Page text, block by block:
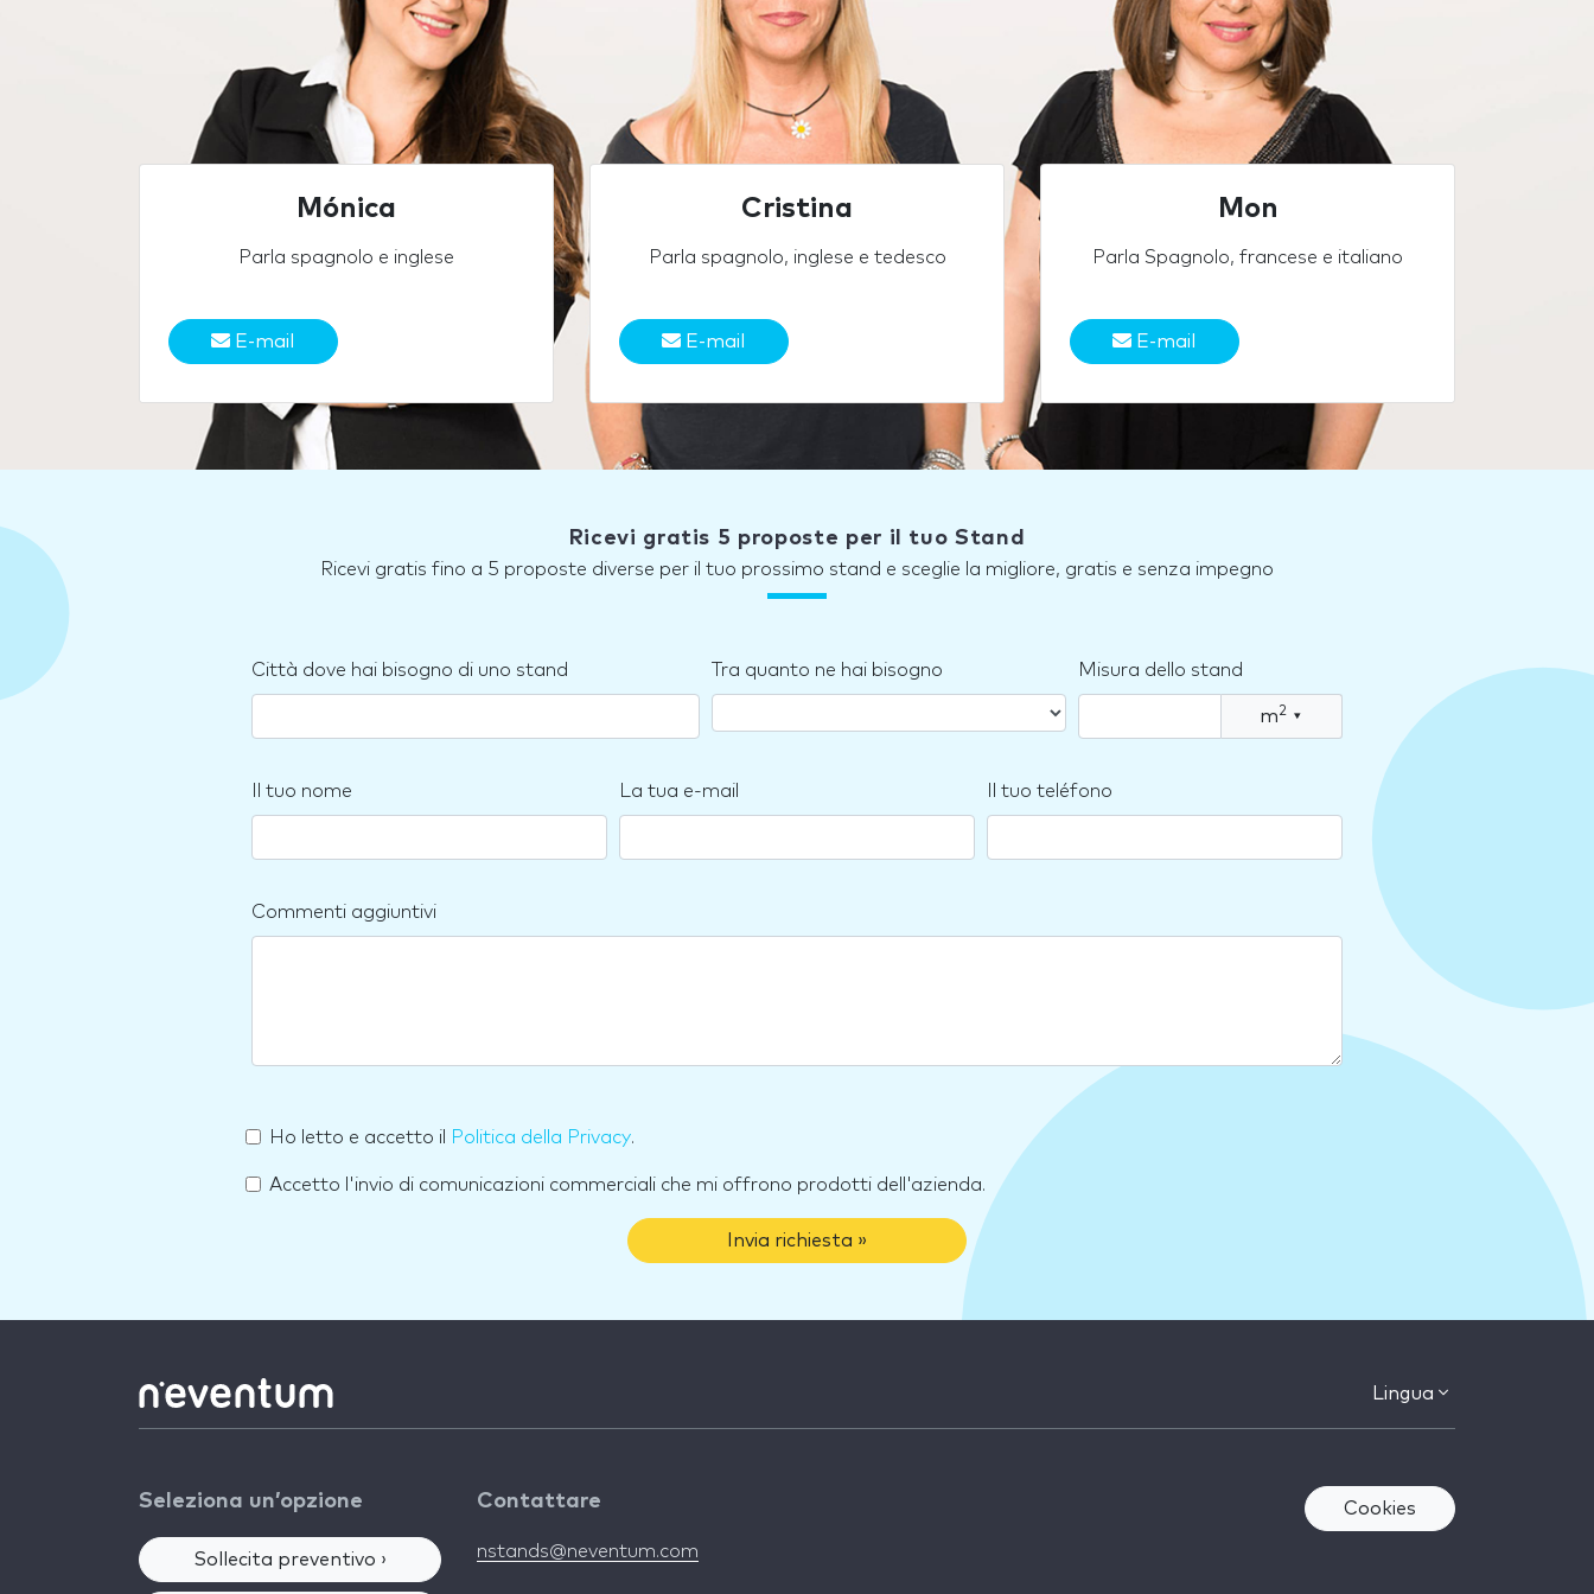
Mónica
Parla spagnolo e inglese
E-mail
Cristina
Parla spagnolo, inglese e tedesco
E-mail
Mon
Parla Spagnolo, francese e italiano
E-mail
Ricevi gratis 5 proposte per il tuo Stand
Ricevi gratis fino a 5 proposte diverse per il tuo prossimo stand e sceglie la migliore, gratis e senza impegno
Città dove hai bisogno di uno stand Tra quanto ne hai bisogno Misura dello stand
m2 ▾
Il tuo nome La tua e-mail Il tuo teléfono
Commenti aggiuntivi
Ho letto e accetto il Politica della Privacy.
Accetto l'invio di comunicazioni commerciali che mi offrono prodotti dell'azienda.
Invia richiesta »
Lingua
Seleziona un’opzione
Sollecita preventivo ›
Contattare
nstands@neventum.com
Cookies